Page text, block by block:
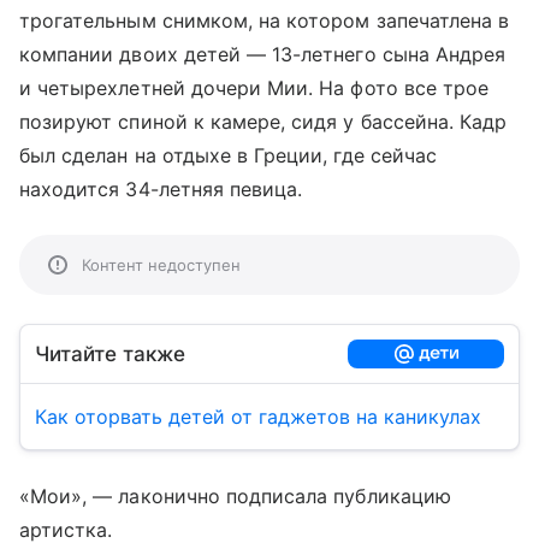
трогательным снимком, на котором запечатлена в
компании двоих детей — 13-летнего сына Андрея
и четырехлетней дочери Мии. На фото все трое
позируют спиной к камере, сидя у бассейна. Кадр
был сделан на отдыхе в Греции, где сейчас
находится 34-летняя певица.
Контент недоступен
Читайте также
Как оторвать детей от гаджетов на каникулах
«Мои», — лаконично подписала публикацию
артистка.